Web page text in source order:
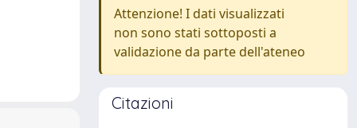
Attenzione! I dati visualizzati
non sono stati sottoposti a
validazione da parte dell'ateneo
Citazioni